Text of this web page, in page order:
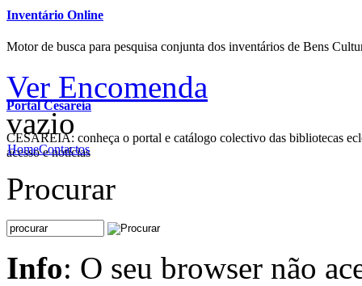
Inventário Online
Motor de busca para pesquisa conjunta dos inventários de Bens
Portal Cesareia
CESAREIA: conheça o portal e catálogo colectivo das bibliotecas
acesso e notícias
Ver Encomenda
vazio
HomeContactos
Procurar
Info: O seu browser não